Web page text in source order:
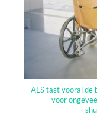
ALS tast vooral de
voor